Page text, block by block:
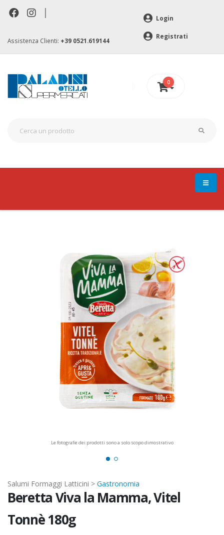
|
Assistenza Clienti: +39 0521.619144
Login
Registrati
0
Le fotografie dei prodotti sono a solo scopo dimostrativo
Salumi Formaggi Latticini > Gastronomia
Beretta Viva la Mamma, Vitel
Tonnè 180g